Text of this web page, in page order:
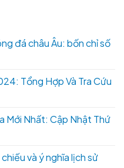
đá châu Âu: bốn chỉ số
Tổng Hợp Và Tra Cứu
Mới Nhất: Cập Nhật Thứ
và ý nghĩa lịch sử